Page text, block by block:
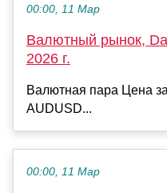
00:00, 11 Мар
Валютный рынок,
2026 г.
Валютная пара Цена
AUDUSD...
00:00, 11 Мар